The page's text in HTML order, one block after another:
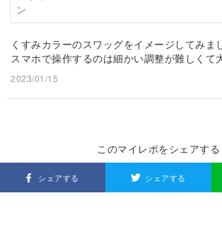
くすみカラーのスワッグをイメージしてみま
スマホで操作するのは細かい調整が難しくて
2023/01/15
このマイレポをシェアする
シェアする シェアする